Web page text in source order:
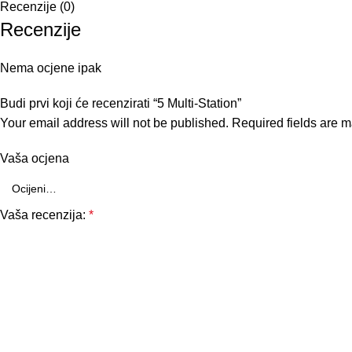
Recenzije (0)
Recenzije
Nema ocjene ipak
Budi prvi koji će recenzirati “5 Multi-Station”
Your email address will not be published. Required fields are
Vaša ocjena
Vaša recenzija: *